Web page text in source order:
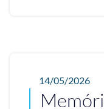
14/05/2026